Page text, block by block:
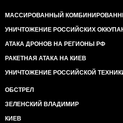
поддерживают США,
Лишь вопрос времени, когда
единая курдская страна от
расположена на границе с
Турции в районе Мардин,
Восточная Анатолия)
курды. И когда они увидят
что будет?
явно. Так как раньше уже не
курдов были лишь
МАССИРОВАННЫЙ
УНИЧТОЖЕНИЕ РОССИЙСКИХ
АТАКА ДРОНОВ НА РЕГИОНЫ РФ
РАКЕТНАЯ АТАКА НА КИЕВ
УНИЧТОЖЕНИЕ РОССИЙСКОЙ
ОБСТРЕЛ
ЗЕЛЕНСКИЙ ВЛАДИМИР
КИЕВ